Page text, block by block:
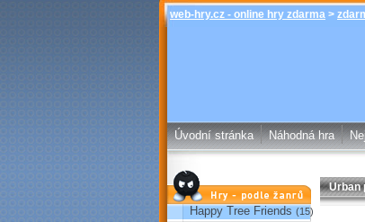
web-hry.cz - online hry zdarma >
Úvodní stránka Náhodná hra
Hry podle žánrů
Happy Tree Friends (15)
Urban